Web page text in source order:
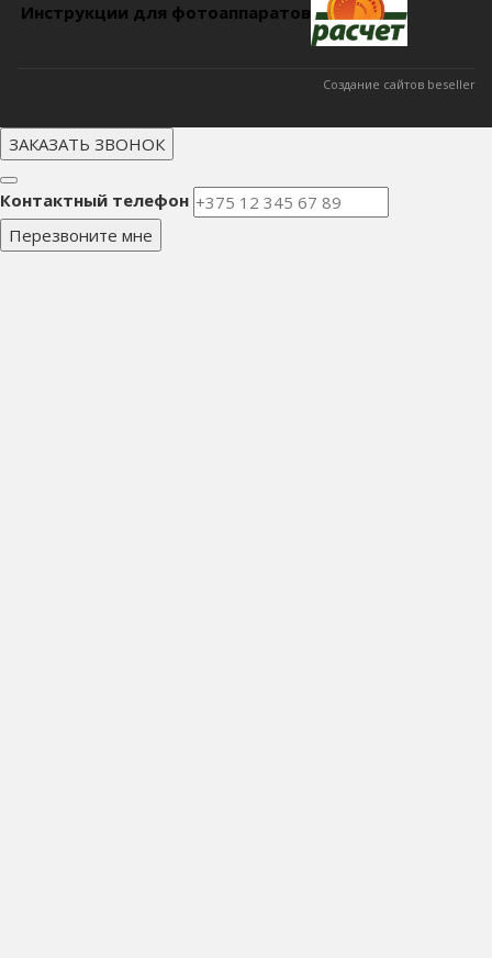
Инструкции для фотоаппаратов
Создание сайтов beseller
ЗАКАЗАТЬ ЗВОНОК
Контактный телефон
Перезвоните мне